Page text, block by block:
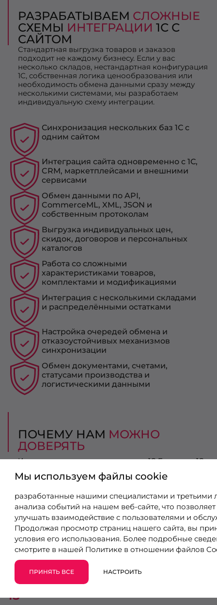
РАЗРАБАТЫВАЕМ СЛОЖНЫЕ
СХЕМЫ ИНТЕГРАЦИИ 1С С
САЙТОМ
Стандартная выгрузка товаров и заказов
подходит не каждому бизнесу. Если у вас
несколько складов, нестандартная конфигурация
1С, собственная логика ценообразования или
необходимость обмена данными сразу между
несколькими системами, мы разработаем
индивидуальную схему интеграции.
Синхронизация нескольких баз 1С с
одним сайтом
Интеграция сайта одновременно с 1С,
CRM, маркетплейсами и внешними
сервисами
Обмен данными по API,
CommerceML, XML, JSON и
собственным протоколам
Выгрузка индивидуальных цен,
скидок, договоров и персональных
каталогов
Работа со сложными
характеристиками товаров,
комплектами и модификациями
Интеграция с несколькими складами
и распределёнными остатками
Настройка очередей обмена и
отказоустойчивых механизмов
синхронизации
Обмен документами, счетами,
статусами производства и
логистическими данными
15
ПОЧЕМУ НАМ МОЖНО
ДОВЕРЯТЬ
Интеграция интернет-магазина на 1С-Битрикс с 1С –
продуктами для обмена данными. Правильно
настроенная интеграция позволяет выгружать на
сайт товары и цены как в ручном, так и
автоматическом режиме, а также получать в 1С
заказы с сайта и их статусы.
Наши специалисты обладают официальной
компетенцией в вопросе «Интеграция сайта с 1С».
Получение компетенции означает, что компания-
партнер имеет в наличии сертифицированных
специалистов, обладающих необходимой
квалификацией для разработки интернет-
решений, интегрированных с продуктами «1С», а
также имеет подтвержденные успешные примеры
Мы используем файлы cookie
разработанные нашими специалистами и третьими
анализа событий на нашем веб-сайте, что
улучшать взаимодействие с пользователями и
Продолжая просмотр страниц нашего сайта, вы
условия его использования. Более подробные
смотрите в нашей Политике в отношении файлов
ПРИНЯТЬ ВСЕ НАСТРОИТЬ